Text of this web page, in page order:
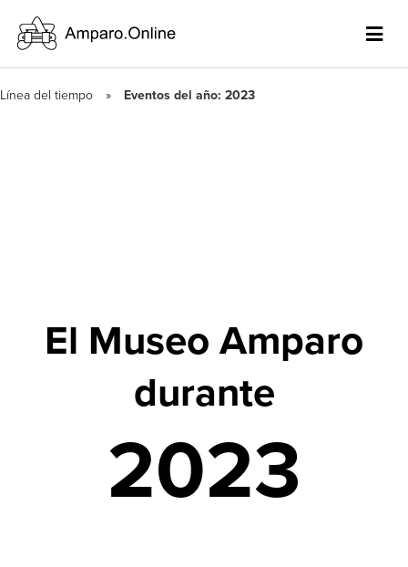
Línea del tiempo Eventos del año: 2023
El Museo Amparo
durante
2023